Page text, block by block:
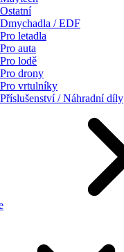
Ostatní
Dmychadla / EDF
Pro letadla
Pro auta
Pro lodě
Pro drony
Pro vrtulníky
Příslušenství / Náhradní díly